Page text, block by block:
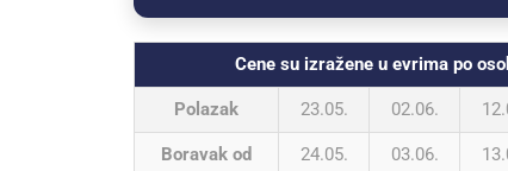
Cene su izražene u evrima po
Polazak 23.05. 02.06.
Boravak od 24.05. 03.06.